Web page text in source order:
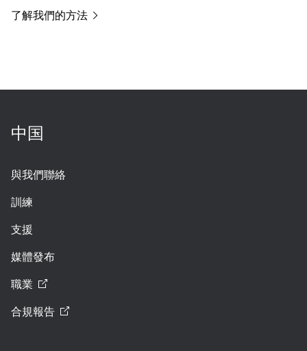
了解我們的方法
中国
與我們聯絡
訓練
支援
媒體發布
職業
合規報告